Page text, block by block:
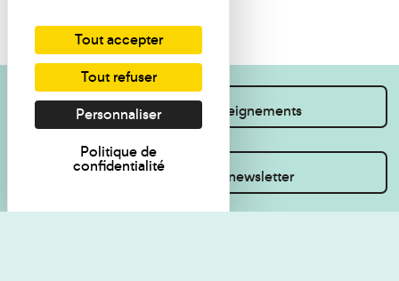
Je souhaite des renseignements
Inscrivez-vous à la newsletter
Tout accepter
Tout refuser
Personnaliser
Politique de
confidentialité